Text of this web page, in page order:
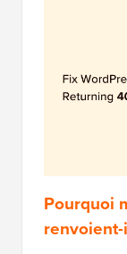
Pourquoi